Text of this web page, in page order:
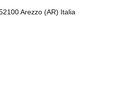
Arezzo (AR) Italia